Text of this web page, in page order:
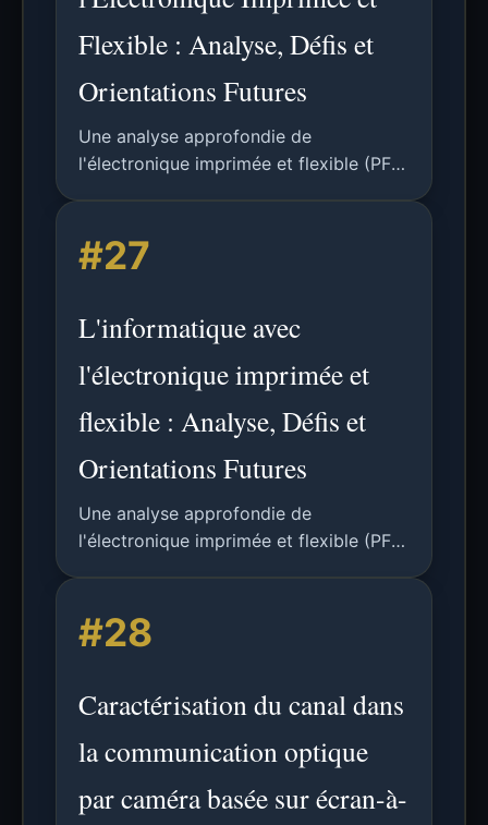
Flexible : Analyse, Défis et
Orientations Futures
Une analyse approfondie de
l'électronique imprimée et flexible (PFE)
applications d'apprentissage
automatique et les futures orientations
#27
L'informatique avec
l'électronique imprimée et
flexible : Analyse, Défis et
Orientations Futures
Une analyse approfondie de
l'électronique imprimée et flexible (PFE)
applications d'apprentissage
automatique et les perspectives
#28
Caractérisation du canal dans
la communication optique
par caméra basée sur écran-à-